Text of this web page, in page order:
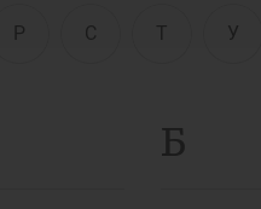
Р С Т У
Б